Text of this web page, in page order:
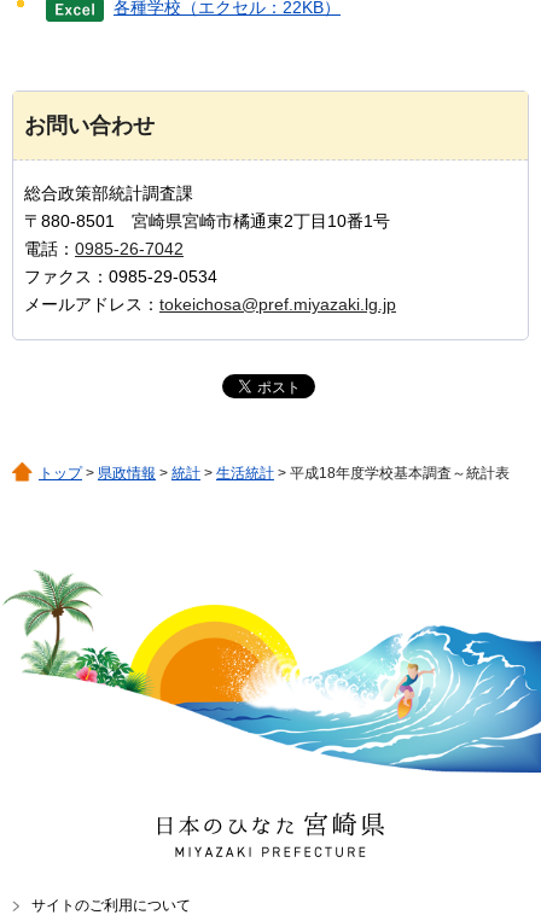
各種学校（エクセル：22KB）
お問い合わせ
総合政策部統計調査課
〒880-8501 宮崎県宮崎市橘通東2丁目10番1号
電話： 0985-26-7042
ファクス：0985-29-0534
メールアドレス： tokeichosa@pref.miyazaki.lg.jp
トップ> 県政情報 > 統計 > 生活統計 > 平成18年度学校基本調査～統計表
日本のひなた 宮崎県
MIYAZAKI PREFECTURE
サイトのご利用について